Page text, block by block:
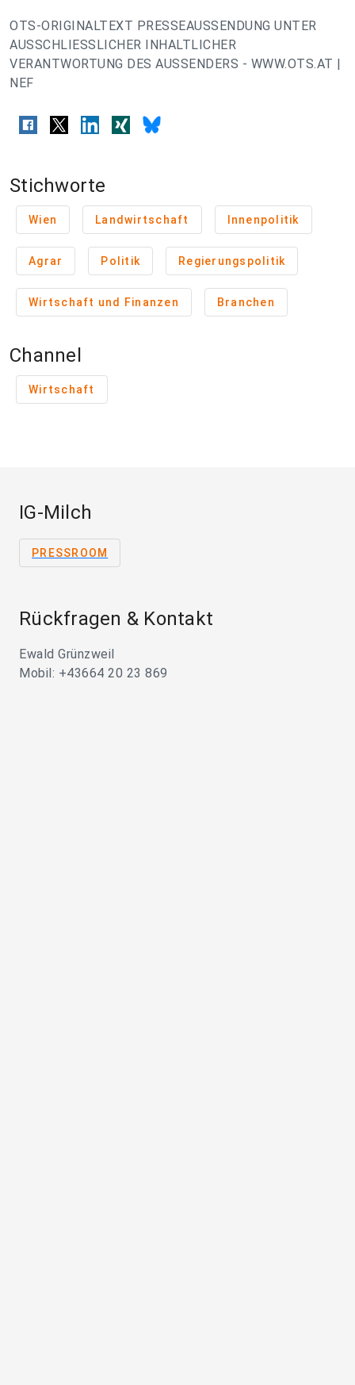
OTS-ORIGINALTEXT PRESSEAUSSENDUNG UNTER
AUSSCHLIESSLICHER INHALTLICHER
VERANTWORTUNG DES AUSSENDERS - WWW.OTS.AT |
NEF
Stichworte
Wien Landwirtschaft Innenpolitik
Agrar Politik Regierungspolitik
Wirtschaft und Finanzen Branchen
Channel
Wirtschaft
IG-Milch
PRESSROOM
Rückfragen & Kontakt
Ewald Grünzweil
Mobil: +43664 20 23 869